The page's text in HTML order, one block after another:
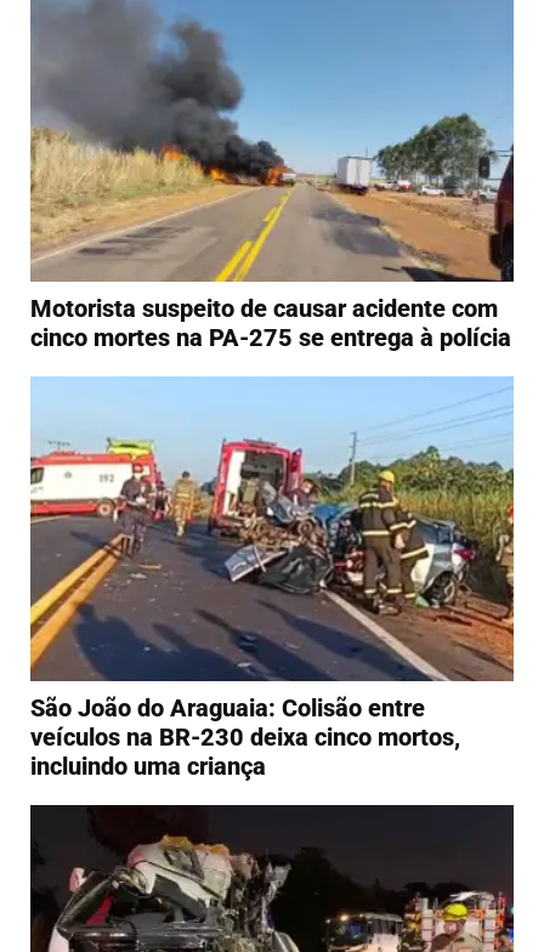
Motorista suspeito de causar acidente com
cinco mortes na PA-275 se entrega à polícia
São João do Araguaia: Colisão entre
veículos na BR-230 deixa cinco mortos,
incluindo uma criança